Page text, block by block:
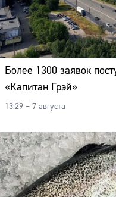
Более 1300 заявок
«Капитан Грэй»
13:29 – 7 августа